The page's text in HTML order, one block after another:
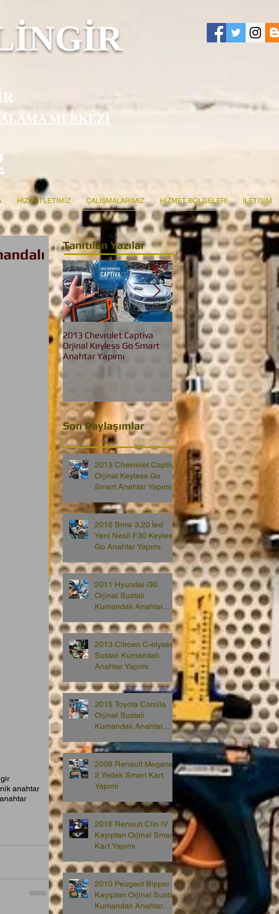
MERKEZİ
HİZMETLETİMİZ ÇALIŞMALARIMIZ HİZMET BÖLGELERİ İLETİŞİM
anahtar
Tanıtılan Yazılar
2013 Chevrolet Captiva
Orjinal Keyless Go Smart
Anahtar Yapımı
2016 Bmw 3.20 İed Yeni
Nesil F30 Keyless Go
Anahtar Yapımı
Son Paylaşımlar
2013 Chevrolet Captiva
Orjinal Keyless Go
Smart Anahtar Yapımı
2016 Bmw 3.20 İed
Yeni Nesil F30 Keyless
Go Anahtar Yapımı
2011 Hyundai i30
Orjinal Sustalı
Kumandalı Anahtar
2013 Citroen C-elysee
Sustalı Kumandalı
Anahtar Yapımı
2015 Toyota Corolla
Orjinal Sustalı
Kumandalı Anahtar
2008 Renault Megane
2 Yedek Smart Kart
Yapımı
2016 Renault Clio IV
Kayıptan Orjinal Smart
Kart Yapımı
2010 Peugeot Bipper
Kayıptan Orjinal Sustalı
Kumandalı Anahtar